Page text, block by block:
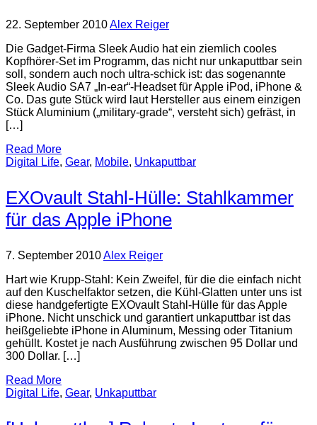
22. September 2010Alex Reiger
Die Gadget-Firma Sleek Audio hat ein ziemlich cooles
Kopfhörer-Set im Programm, das nicht nur unkaputtbar sein
soll, sondern auch noch ultra-schick ist: das sogenannte
Sleek Audio SA7 „In-ear“-Headset für Apple iPod, iPhone &
Co. Das gute Stück wird laut Hersteller aus einem einzigen
Stück Aluminium („military-grade“, versteht sich) gefräst, in
[…]
Read More
Digital Life, Gear, Mobile, Unkaputtbar
EXOvault Stahl-Hülle: Stahlkammer
für das Apple iPhone
7. September 2010Alex Reiger
Hart wie Krupp-Stahl: Kein Zweifel, für die die einfach nicht
auf den Kuschelfaktor setzen, die Kühl-Glatten unter uns ist
diese handgefertigte EXOvault Stahl-Hülle für das Apple
iPhone. Nicht unschick und garantiert unkaputtbar ist das
heißgeliebte iPhone in Aluminum, Messing oder Titanium
gehüllt. Kostet je nach Ausführung zwischen 95 Dollar und
300 Dollar. […]
Read More
Digital Life, Gear, Unkaputtbar